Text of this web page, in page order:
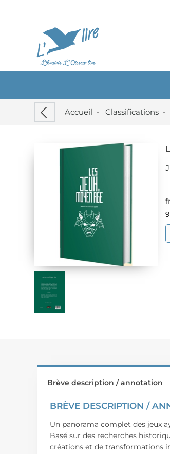
Accueil - Classifications -
Brève description / annotation
BRÈVE DESCRIPTION /
Un panorama complet des jeux
Basé sur des recherches
créations et de transformations